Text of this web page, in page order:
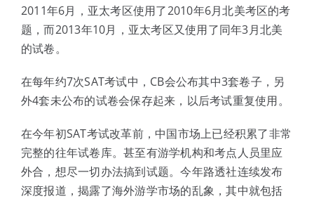
2011年6月，亚太考区使用了2010年6月北美考区的考
题，而2013年10月，亚太考区又使用了同年3月北美
的试卷。
在每年约7次SAT考试中，CB会公布其中3套卷子，另
外4套未公布的试卷会保存起来，以后考试重复使用。
在今年初SAT考试改革前，中国市场上已经积累了非常
完整的往年试卷库。甚至有游学机构和考点人员里应
外合，想尽一切办法搞到试题。今年路透社连续发布
深度报道，揭露了海外游学市场的乱象，其中就包括